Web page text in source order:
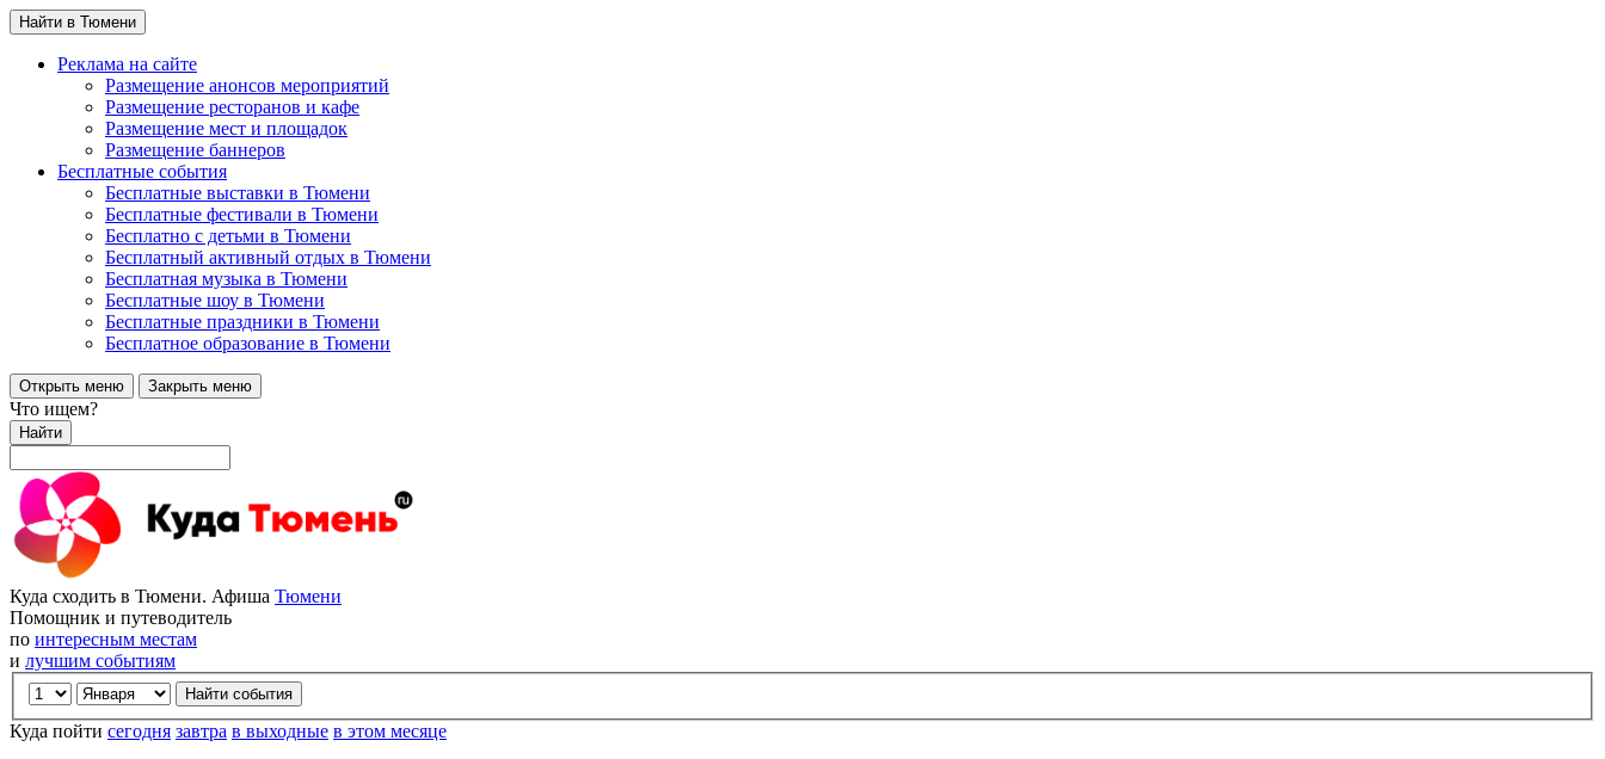
Найти в Тюмени
Реклама на сайте
Размещение анонсов мероприятий
Размещение ресторанов и кафе
Размещение мест и площадок
Размещение баннеров
Бесплатные события
Бесплатные выставки в Тюмени
Бесплатные фестивали в Тюмени
Бесплатно с детьми в Тюмени
Бесплатный активный отдых в Тюмени
Бесплатная музыка в Тюмени
Бесплатные шоу в Тюмени
Бесплатные праздники в Тюмени
Бесплатное образование в Тюмени
Открыть меню Закрыть меню
Что ищем?
Найти
Куда сходить в Тюмени. Афиша Тюмени
Помощник и путеводитель
по интересным местам
и лучшим событиям
Куда пойти сегодня завтра в выходные в этом месяце